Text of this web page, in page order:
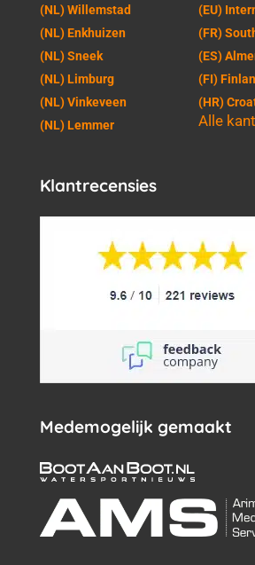
(NL) Willemstad
(NL) Enkhuizen
(NL) Sneek
(NL) Limburg
(NL) Vinkeveen
(NL) Lemmer
(EU)
(FR)
(ES)
(FI)
(HR)
Alle
Klantrecensies
Medemogelijk gemaakt